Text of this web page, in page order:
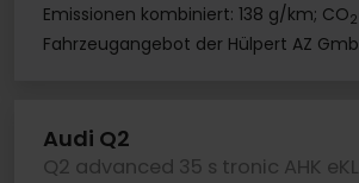
Emissionen kombiniert: 138 g/km; CO2
Fahrzeugangebot der Hülpert AZ
Audi Q2